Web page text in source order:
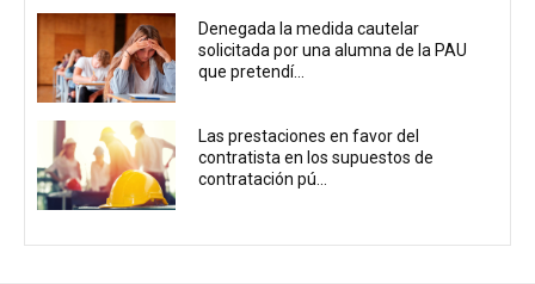
Denegada la medida cautelar
solicitada por una alumna de la PAU
que pretendí...
Las prestaciones en favor del
contratista en los supuestos de
contratación pú...